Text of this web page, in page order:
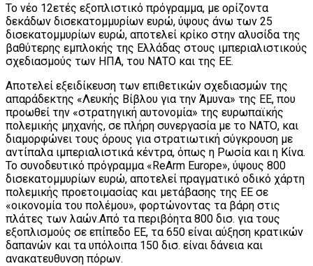
Το νέο 12ετές εξοπλιστικό πρόγραμμα, με ορίζοντα
δεκάδων δισεκατομμυρίων ευρώ, ύψους άνω των 25
δισεκατομμυρίων ευρώ, αποτελεί κρίκο στην αλυσίδα της
βαθύτερης εμπλοκής της Ελλάδας στους ιμπεριαλιστικούς
σχεδιασμούς των ΗΠΑ, του ΝΑΤΟ και της ΕΕ.
Αποτελεί εξειδίκευση των επιθετικών σχεδιασμών της
απαράδεκτης «Λευκής Βίβλου για την Άμυνα» της ΕΕ, που
προωθεί την «στρατηγική αυτονομία» της ευρωπαϊκής
πολεμικής μηχανής, σε πλήρη συνεργασία με το ΝΑΤΟ, και
διαμορφώνει τους όρους για στρατιωτική σύγκρουση με
αντίπαλα ιμπεριαλιστικά κέντρα, όπως η Ρωσία και η Κίνα.
Το συνοδευτικό πρόγραμμα «ReArm Europe», ύψους 800
δισεκατομμυρίων ευρώ, αποτελεί πραγματικό οδικό χάρτη
πολεμικής προετοιμασίας και μετάβασης της ΕΕ σε
«οικονομία του πολέμου», φορτώνοντας τα βάρη στις
πλάτες των λαών.Από τα περιβόητα 800 δισ. για τους
εξοπλισμούς σε επίπεδο ΕΕ, τα 650 είναι αύξηση κρατικών
δαπανών και τα υπόλοιπα 150 δισ. είναι δάνεια και
ανακατευθυνση πόρων.